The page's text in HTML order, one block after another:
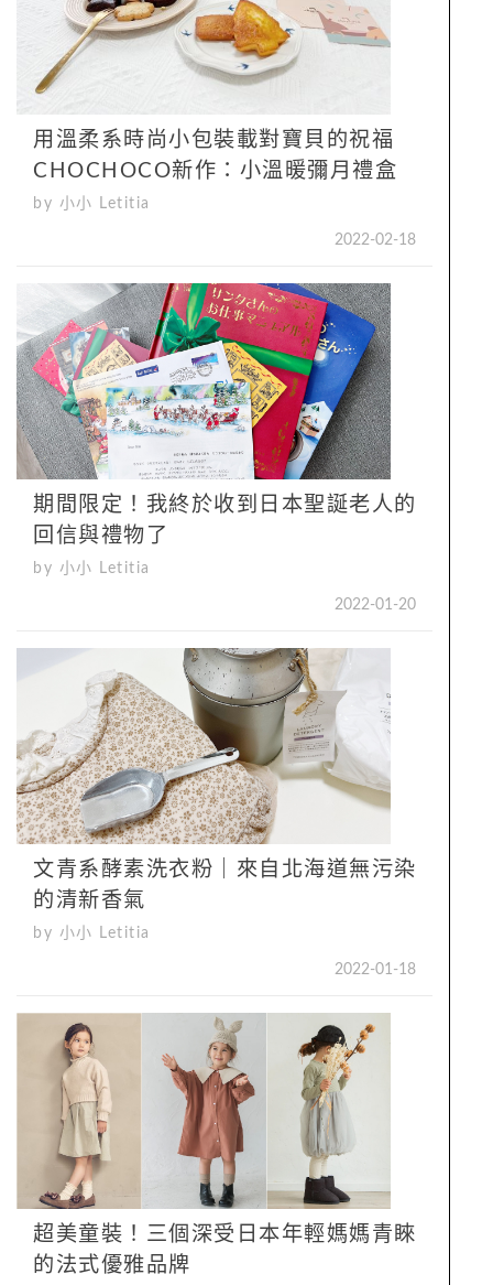
用溫柔系時尚小包裝載對寶貝的祝福
CHOCHOCO新作：小溫暖彌月禮盒
by 小小 Letitia
2022-02-18
期間限定！我終於收到日本聖誕老人的
回信與禮物了
by 小小 Letitia
2022-01-20
文青系酵素洗衣粉｜來自北海道無污染
的清新香氣
by 小小 Letitia
2022-01-18
超美童裝！三個深受日本年輕媽媽青睞
的法式優雅品牌